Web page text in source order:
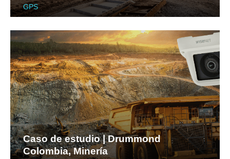
GPS
Caso de estudio | Drummond
Colombia, Minería